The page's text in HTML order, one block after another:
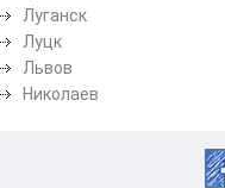
Луганск
Луцк
Львов
Николаев